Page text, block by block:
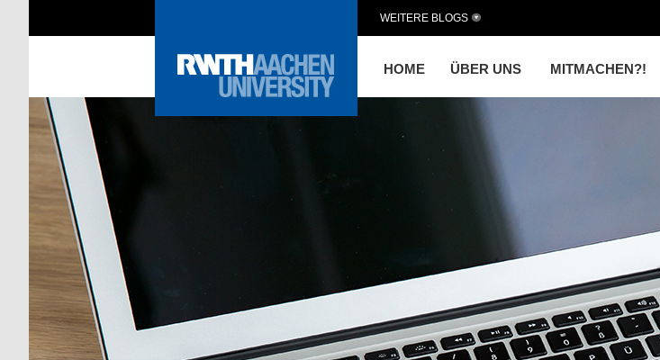
HOME ÜBER UNS MITMACHEN?!
WEITERE BLOGS